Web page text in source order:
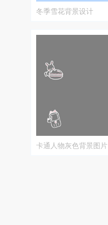
冬季雪花背景设计
卡通人物灰色背景图片